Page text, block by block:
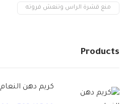
منع قشرة الراس وتنعش فروته
Products
كريم دهن النعام